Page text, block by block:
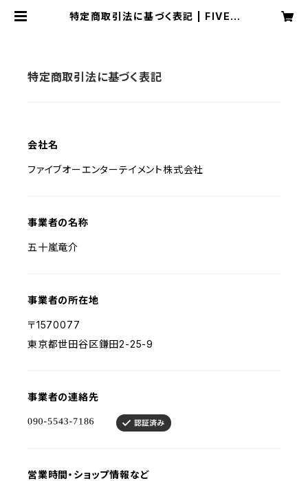
特定商取引法に基づく表記 | FIVEO
特定商取引法に基づく表記
会社名
ファイブオーエンターテイメント株式会社
事業者の名称
五十嵐竜介
事業者の所在地
〒1570077
東京都世田谷区鎌田2-25-9
事業者の連絡先
営業時間・ショップ情報など